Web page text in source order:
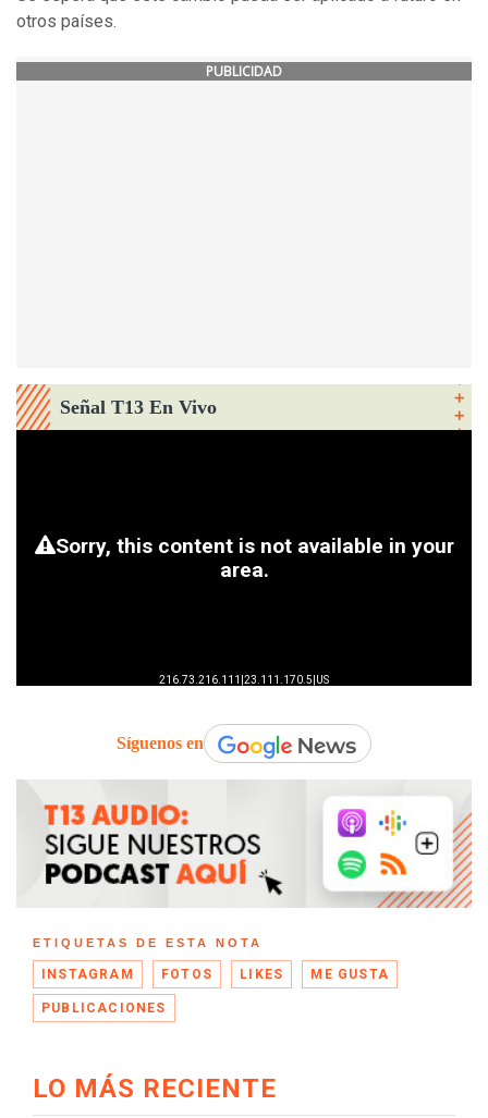
otros países.
PUBLICIDAD
Señal T13 En Vivo
Síguenos en
ETIQUETAS DE ESTA NOTA
INSTAGRAM FOTOS LIKES ME GUSTA
PUBLICACIONES
LO MÁS RECIENTE